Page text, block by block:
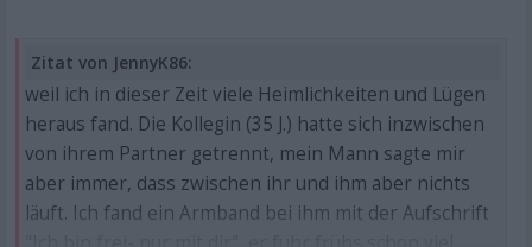
Zitat von JennyK86:
weil ich in dieser Zeit viele Heimlichkeiten und Lügen
heraus fand. Die Kollegin (35 J.) hatte sich inzwischen
von ihrem Partner getrennt, mein Mann sagte mir
aber immer, dass zwischen ihr und ihm aber nichts
läuft. Ich fand ein Armband bei ihm mit der Aufschrift